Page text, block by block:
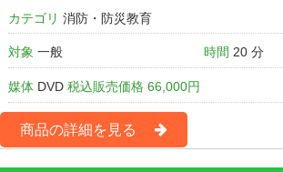
カテゴリ 消防・防災教育
対象 一般 時間 20 分
媒体 DVD 税込販売価格 66,000円
商品の詳細を見る